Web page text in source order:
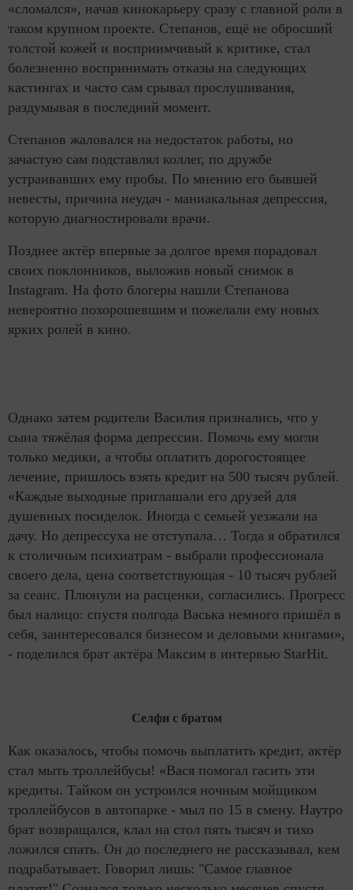
«сломался», начав кинокарьеру сразу с главной роли в
таком крупном проекте. Степанов, ещё не обросший
толстой кожей и восприимчивый к критике, стал
болезненно воспринимать отказы на следующих
кастингах и часто сам срывал прослушивания,
раздумывая в последний момент.
Степанов жаловался на недостаток работы, но
зачастую сам подставлял коллег, по дружбе
устраивавших ему пробы. По мнению его бывшей
невесты, причина неудач - маниакальная депрессия,
которую диагностировали врачи.
Позднее актёр впервые за долгое время порадовал
своих поклонников, выложив новый снимок в
Instagram. На фото блогеры нашли Степанова
невероятно похорошевшим и пожелали ему новых
ярких ролей в кино.
Однако затем родители Василия признались, что у
сына тяжёлая форма депрессии. Помочь ему могли
только медики, а чтобы оплатить дорогостоящее
лечение, пришлось взять кредит на 500 тысяч рублей.
«Каждые выходные приглашали его друзей для
душевных посиделок. Иногда с семьей уезжали на
дачу. Но депрессуха не отступала… Тогда я обратился
к столичным психиатрам - выбрали профессионала
своего дела, цена соответствующая - 10 тысяч рублей
за сеанс. Плюнули на расценки, согласились. Прогресс
был налицо: спустя полгода Васька немного пришёл в
себя, заинтересовался бизнесом и деловыми книгами»,
- поделился брат актёра Максим в интервью StarHit.
Селфи с братом
Как оказалось, чтобы помочь выплатить кредит, актёр
стал мыть троллейбусы! «Вася помогал гасить эти
кредиты. Тайком он устроился ночным мойщиком
троллейбусов в автопарке - мыл по 15 в смену. Наутро
брат возвращался, клал на стол пять тысяч и тихо
ложился спать. Он до последнего не рассказывал, кем
подрабатывает. Говорил лишь: "Самое главное